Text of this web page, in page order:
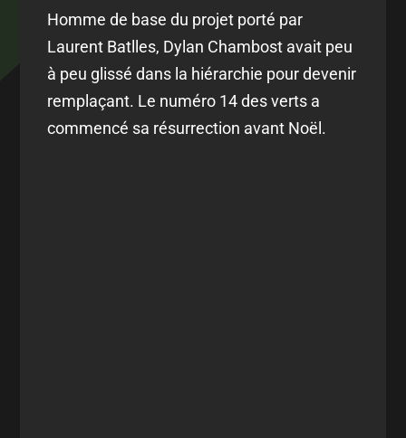
Homme de base du projet porté par
Laurent Batlles, Dylan Chambost avait peu
à peu glissé dans la hiérarchie pour devenir
remplaçant. Le numéro 14 des verts a
commencé sa résurrection avant Noël.